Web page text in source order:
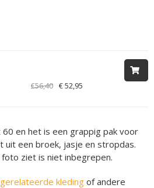
€56,40 € 52,95
en het is een grappig pak voor
uit een broek, jasje en stropdas.
ziet is niet inbegrepen.
kleding of andere